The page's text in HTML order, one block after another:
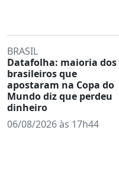
BRASIL
Datafolha: maioria dos
brasileiros que
apostaram na Copa do
Mundo diz que perdeu
dinheiro
06/08/2026 às 17h44